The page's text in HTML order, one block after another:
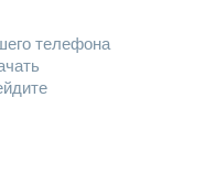
телефона